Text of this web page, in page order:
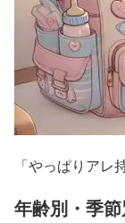
「やっぱりアレ
年齢別・季